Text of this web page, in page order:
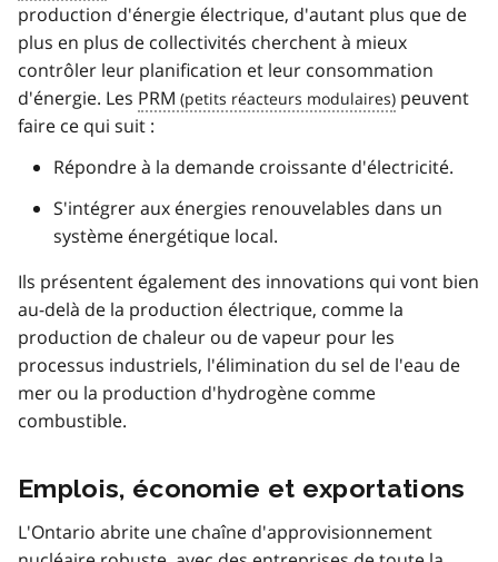
production d'énergie électrique, d'autant plus que de
plus en plus de collectivités cherchent à mieux
contrôler leur planification et leur consommation
d'énergie. Les PRM
peuvent
faire ce qui suit :
Répondre à la demande croissante d'électricité.
S'intégrer aux énergies renouvelables dans un
système énergétique local.
Ils présentent également des innovations qui vont bien
au-delà de la production électrique, comme la
production de chaleur ou de vapeur pour les
processus industriels, l'élimination du sel de l'eau de
mer ou la production d'hydrogène comme
combustible.
Emplois, économie et exportations
L'Ontario abrite une chaîne d'approvisionnement